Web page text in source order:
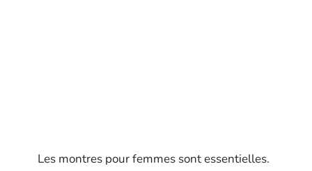
Les montres pour femmes sont essentielles.